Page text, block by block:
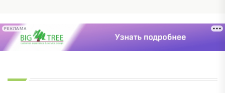
РЕКЛАМА